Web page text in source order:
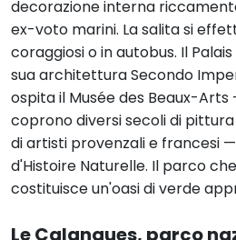
decorazione interna
ex-voto marini. La salita si
coraggiosi o in autobus. Il
sua architettura Secondo
ospita il Musée des Beaux-
coprono diversi secoli di
di artisti provenzali e francesi
d'Histoire Naturelle. Il parco
costituisce un'oasi di verde
Le Calanques, parco